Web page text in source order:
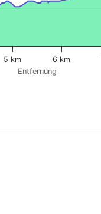
Entfernung
5 km 6 km